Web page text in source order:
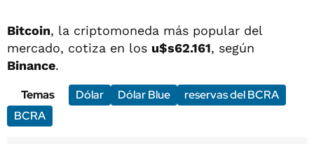
Bitcoin, la criptomoneda más popular del
mercado, cotiza en los u$s62.161, según
Binance.
Temas
Dólar Dólar Blue
reservas del BCRA
BCRA